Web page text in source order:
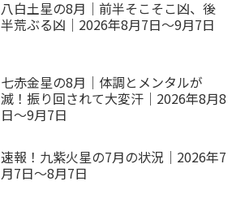
八白土星の8月｜前半そこそこ凶、後
半荒ぶる凶｜2026年8月7日～9月7日
七赤金星の8月｜体調とメンタルが
滅！振り回されて大変汗｜2026年8月8
日～9月7日
速報！九紫火星の7月の状況｜2026年7
月7日～8月7日